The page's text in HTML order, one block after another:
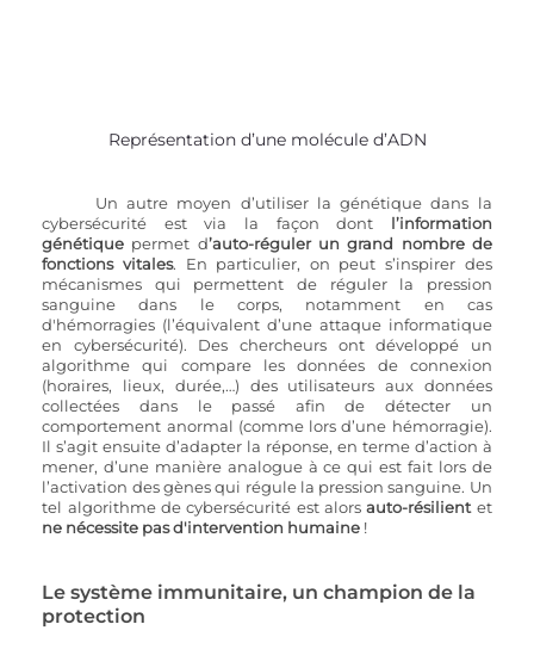
Représentation d’une molécule d’ADN
Un autre moyen d’utiliser la génétique dans la
cybersécurité est via la façon dont l’information
génétique permet d’auto-réguler un grand nombre de
fonctions vitales. En particulier, on peut s’inspirer des
mécanismes qui permettent de réguler la pression
sanguine dans le corps, notamment en cas
d'hémorragies (l’équivalent d’une attaque informatique
en cybersécurité). Des chercheurs ont développé un
algorithme qui compare les données de connexion
(horaires, lieux, durée,…) des utilisateurs aux données
collectées dans le passé afin de détecter un
comportement anormal (comme lors d’une hémorragie).
Il s’agit ensuite d’adapter la réponse, en terme d’action à
mener, d’une manière analogue à ce qui est fait lors de
l’activation des gènes qui régule la pression sanguine. Un
tel algorithme de cybersécurité est alors auto-résilient
et
ne nécessite pas d'intervention humaine !
Le système immunitaire, un champion de la
protection